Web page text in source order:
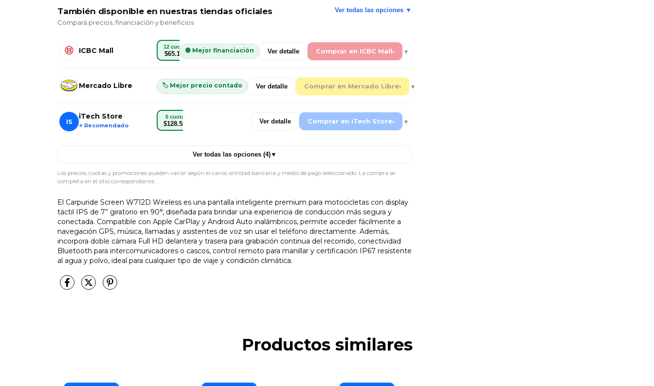
También disponible en nuestras tiendas oficiales
Compará precios, financiación y beneficios
Ver todas las opciones ▼
ICBC Mall 12 cuotas
$65.130🟢 Mejor financiación Ver detalle Comprar en ICBC Mall› ▾
Mercado Libre Contado
$708.667
3 cuotas
$267.468
6 cuotas
$145.379
9 cuotas
$105.997 $87.070
🏷️ Mejor precio contado Ver detalle Comprar en Mercado Libre› ▾
IS
iTech Store
⭐ Recomendado
6 cuotas
$128.523 Ver detalle Comprar en iTech Store› ▾
Ver todas las opciones (4)▼
Los precios, cuotas y promociones pueden variar según el canal, entidad bancaria y medio de pago seleccionado. La compra se
completa en el sitio correspondiente.
El Carpuride Screen W712D Wireless es una pantalla inteligente premium para motocicletas con display
táctil IPS de 7” giratorio en 90°, diseñada para brindar una experiencia de conducción más segura y
conectada. Compatible con Apple CarPlay y Android Auto inalámbricos, permite acceder fácilmente a
navegación GPS, música, llamadas y asistentes de voz sin usar el teléfono directamente. Además,
incorpora doble cámara Full HD delantera y trasera para grabación continua del recorrido, conectividad
Bluetooth para intercomunicadores o cascos, control remoto para manillar y certificación IP67 resistente
al agua y polvo, ideal para cualquier tipo de viaje y condición climática.
Productos similares